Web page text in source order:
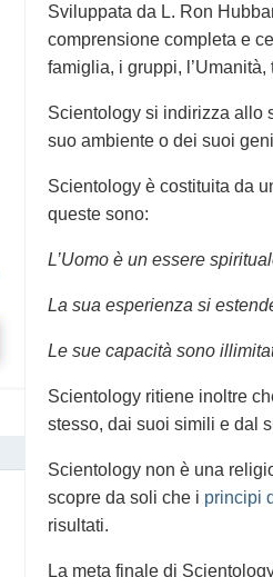
Sviluppata da L. Ron
comprensione completa e
famiglia, i gruppi, l’Umanità,
Scientology si indirizza allo
suo ambiente o dei suoi
Scientology è costituita da
queste sono:
L’Uomo è un essere
La sua esperienza si
Le sue capacità sono
Scientology ritiene inoltre
stesso, dai suoi simili e dal
Scientology non è una
scopre da soli che i principi
risultati.
La meta finale di